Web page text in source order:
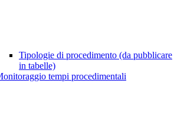
Tipologie di procedimento (da pubblicare
in tabelle)
tempi procedimentali